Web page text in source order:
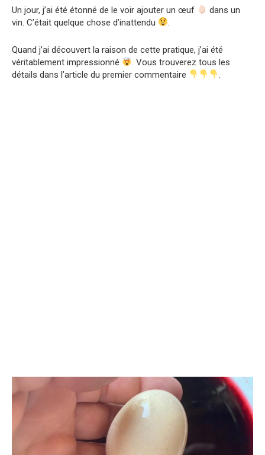
Un jour, j’ai été étonné de le voir ajouter un œuf
dans un
vin. C’était quelque chose d’inattendu
.
Quand j’ai découvert la raison de cette pratique, j’ai été
véritablement impressionné
. Vous trouverez tous les
détails dans l’article du premier commentaire
.